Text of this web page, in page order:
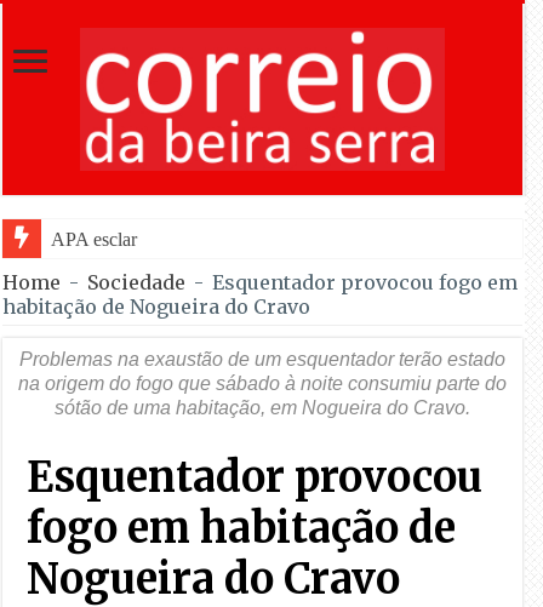
APA esclarece regras e permite venda d
Home - Sociedade - Esquentador provocou fogo em
habitação de Nogueira do Cravo
Problemas na exaustão de um esquentador terão estado
na origem do fogo que sábado à noite consumiu parte do
sótão de uma habitação, em Nogueira do Cravo.
Esquentador provocou
fogo em habitação de
Nogueira do Cravo